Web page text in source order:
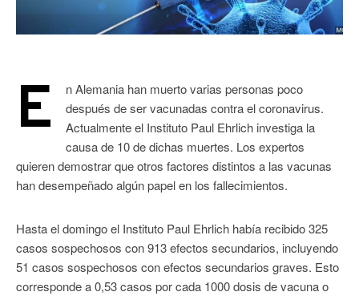
E
n Alemania han muerto varias personas poco
después de ser vacunadas contra el coronavirus.
Actualmente el Instituto Paul Ehrlich investiga la
causa de 10 de dichas muertes. Los expertos
quieren demostrar que otros factores distintos a las vacunas
han desempeñado algún papel en los fallecimientos.
Hasta el domingo el Instituto Paul Ehrlich había recibido 325
casos sospechosos con 913 efectos secundarios, incluyendo
51 casos sospechosos con efectos secundarios graves. Esto
corresponde a 0,53 casos por cada 1000 dosis de vacuna o